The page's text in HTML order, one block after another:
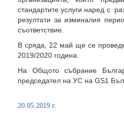
стандартите услуги наред с
резултати за изминалия
съответствие.
В сряда, 22 май ще се
2019/2020 година.
На Общото събрание
председател на УС на GS1
20.05.2019 г.